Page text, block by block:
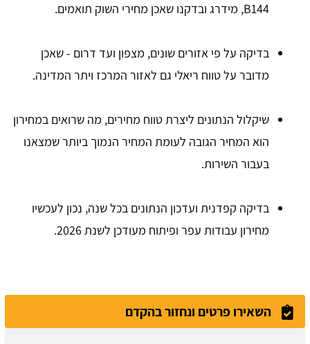
B144, מידרג ובדקנו שאכן מחירי השוק תואמים.
בדיקה על פי אזורים שונים, מצפון ועד דרום - שאכן
מדובר על טווח ריאלי גם לאזור המרכז ויתר המדינה.
שיקלול הנתונים ליצרת טווח מחירים, מה שרואים במחירון
הוא המחיר הגובה לעומת המחיר הנמוך ביותר שמצאנו
בעבור השירות.
בדיקה קפדנית ועדכון הנתונים בכל שנה, נכון לעכשיו
מחירון עבודות עפר ופיתוח מעודכן לשנת 2026.
השאירו פרטים ונחזור בהקדם